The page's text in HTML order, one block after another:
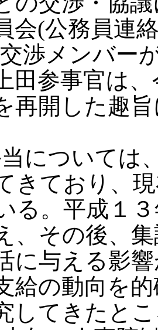
会(公務員連
渉メンバー
参事官は、
再開した趣
については
きており、
る。平成１
、その後、
に与える影
給の動向を
してきたと